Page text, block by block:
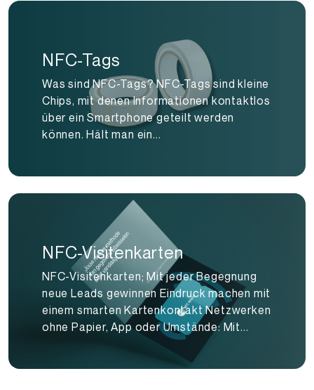
NFC-Tags
Was sind NFC-Tags? NFC-Tags sind kleine
Chips, mit denen Informationen kontaktlos
über ein Smartphone geteilt werden
können. Hält man ein...
NFC-Visitenkarten
NFC-Visitenkarten; Mit jeder Begegnung
neue Leads gewinnen Eindruck machen mit
einem smarten Kartenkontakt Netzwerken
ohne Papier, App oder Umstände: Mit...